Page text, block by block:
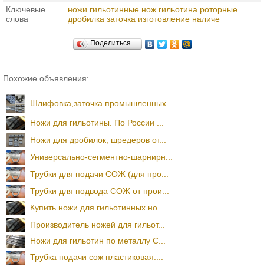
Ключевые
слова
ножи гильотинные нож гильотина роторные
дробилка заточка изготовление наличе
Поделиться…
Похожие объявления:
Шлифовка,заточка промышленных ...
Ножи для гильотины. По России ...
Ножи для дробилок, шредеров от...
Универсально-сегментно-шарнирн...
Трубки для подачи СОЖ (для про...
Трубки для подвода СОЖ от прои...
Купить ножи для гильотинных но...
Производитель ножей для гильот...
Ножи для гильотин по металлу С...
Трубка подачи сож пластиковая....